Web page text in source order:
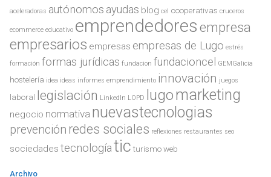
aceleradoras autónomos ayudas blog cel cooperativas cruceros
ecommerce educativo emprendedores empresa
empresarios empresas empresas de Lugo estrés
formación formas jurídicas fundacion fundacioncel GEMGalicia
hostelería idea ideas informes emprendimiento innovación juegos
laboral legislación LinkedIn LOPD lugomarketing
negocio normativa nuevastecnologias
prevención redes sociales reflexiones restaurantes seo
sociedades tecnologíatic turismoweb
Archivo